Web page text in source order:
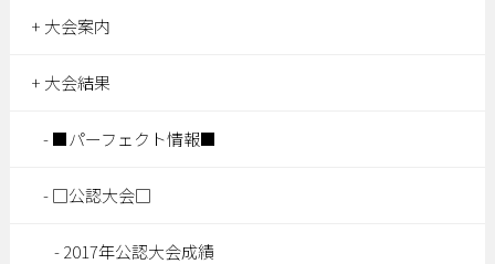
大会案内
大会結果
■パーフェクト情報■
□公認大会□
2017年公認大会成績